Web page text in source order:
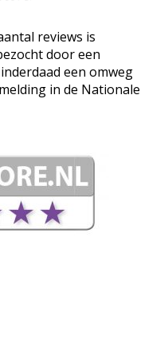
reviews is
door een
een omweg
in de Nationale